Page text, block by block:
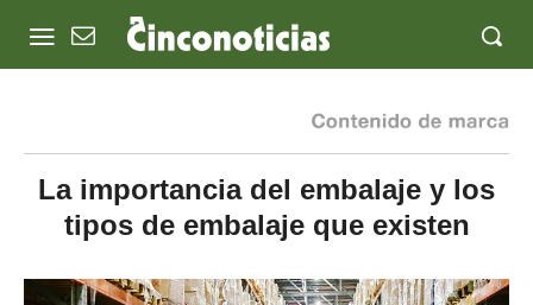
La importancia del embalaje y los
tipos de embalaje que existen